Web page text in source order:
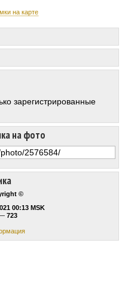
на карте
©
00:13 MSK
723
на фото
зарегистрированные